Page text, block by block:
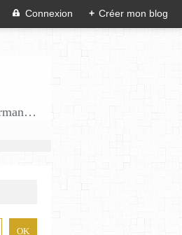
Connexion + Créer mon blog
Des gourmandises sans gluten en solo en duo avec mon fiston . Salé comme Sucré sans gluten éco responsable Les Gourmandises de Bénédicte gâteau produits locaux